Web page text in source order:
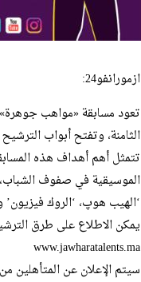
ازمورانفو24:
تعود مسابقة «مواهب
الثامنة، وتفتح أبواب الترشيح من 02 إلى 21
تتمثل أهم أهداف هذه
الموسيقية في صفوف الشباب،
‘الهيب هوپ، ‘الروك فيزيون’
يمكن الاطلاع على طرق
www.jawharatalents.ma
سيتم الإعلان عن المتأهلين